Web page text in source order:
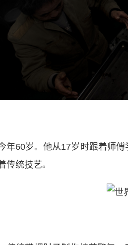
60岁。他从17岁时跟着师傅
传统技艺。